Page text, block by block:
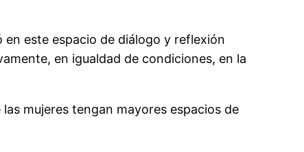
este espacio de diálogo y reflexión
en igualdad de condiciones, en la
mujeres tengan mayores espacios de